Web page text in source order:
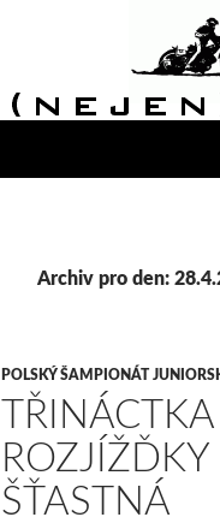
Archiv pro den:
POLSKÝ ŠAMPIONÁT
ŠŤASTNÁ